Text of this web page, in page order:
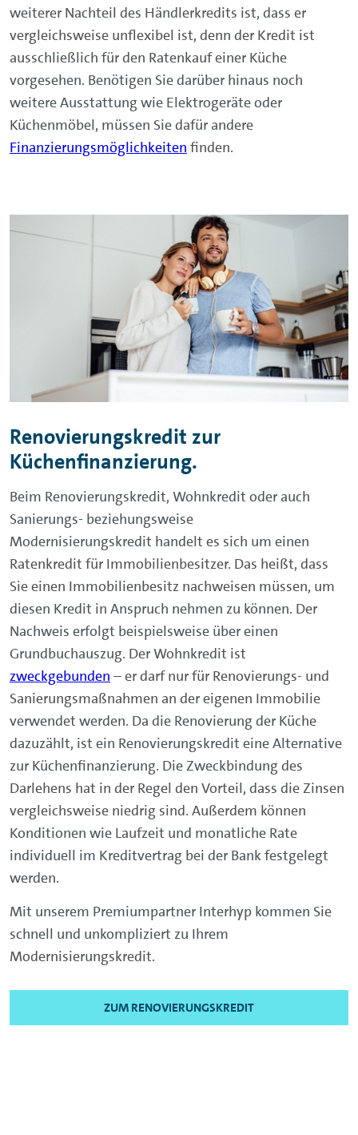
weiterer Nachteil des Händlerkredits ist, dass er
vergleichsweise unflexibel ist, denn der Kredit ist
ausschließlich für den Ratenkauf einer Küche
vorgesehen. Benötigen Sie darüber hinaus noch
weitere Ausstattung wie Elektrogeräte oder
Küchenmöbel, müssen Sie dafür andere
Finanzierungsmöglichkeiten finden.
Renovierungskredit zur
Küchenfinanzierung.
Beim Renovierungskredit, Wohnkredit oder auch
Sanierungs- beziehungsweise
Modernisierungskredit handelt es sich um einen
Ratenkredit für Immobilienbesitzer. Das heißt, dass
Sie einen Immobilienbesitz nachweisen müssen, um
diesen Kredit in Anspruch nehmen zu können. Der
Nachweis erfolgt beispielsweise über einen
Grundbuchauszug. Der Wohnkredit ist
zweckgebunden – er darf nur für Renovierungs- und
Sanierungsmaßnahmen an der eigenen Immobilie
verwendet werden. Da die Renovierung der Küche
dazuzählt, ist ein Renovierungskredit eine Alternative
zur Küchenfinanzierung. Die Zweckbindung des
Darlehens hat in der Regel den Vorteil, dass die Zinsen
vergleichsweise niedrig sind. Außerdem können
Konditionen wie Laufzeit und monatliche Rate
individuell im Kreditvertrag bei der Bank festgelegt
werden.
Mit unserem Premiumpartner Interhyp kommen Sie
schnell und unkompliziert zu Ihrem
Modernisierungskredit.
ZUM RENOVIERUNGSKREDIT